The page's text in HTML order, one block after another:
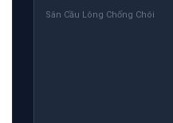
Sân Cầu Lông Chống Chói